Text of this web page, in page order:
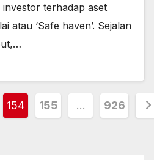
terhadap aset
atau ‘Safe haven’. Sejalan
154 155 … 926